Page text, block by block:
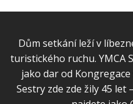
Dům setkání leží v
turistického ruchu. YMCA
jako dar od
Sestry zde zde žily 45